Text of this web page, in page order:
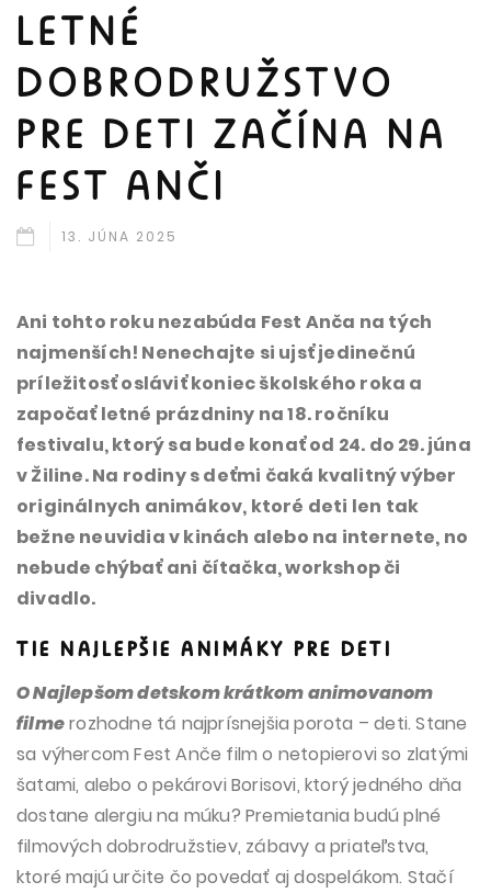
LETNÉ
DOBRODRUŽSTVO
PRE DETI ZAČÍNA NA
FEST ANČI
13. JÚNA 2025
Ani tohto roku nezabúda Fest Anča na tých
najmenších! Nenechajte si ujsť jedinečnú
príležitosť osláviť koniec školského roka a
započať letné prázdniny na 18. ročníku
festivalu, ktorý sa bude konať od 24. do 29. júna
v Žiline. Na rodiny s deťmi čaká kvalitný výber
originálnych animákov, ktoré deti len tak
bežne neuvidia v kinách alebo na internete, no
nebude chýbať ani čítačka, workshop či
divadlo.
TIE NAJLEPŠIE ANIMÁKY PRE DETI
ONajlepšom detskom krátkom animovanom
filmerozhodne tá najprísnejšia porota – deti. Stane
sa výhercom Fest Anče film o netopierovi so zlatými
šatami, alebo o pekárovi Borisovi, ktorý jedného dňa
dostane alergiu na múku? Premietania budú plné
filmových dobrodružstiev, zábavy a priateľstva,
ktoré majú určite čo povedať aj dospelákom. Stačí